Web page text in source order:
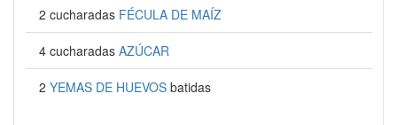
2 cucharadas FÉCULA DE MAÍZ
4 cucharadas AZÚCAR
2 YEMAS DE HUEVOS batidas